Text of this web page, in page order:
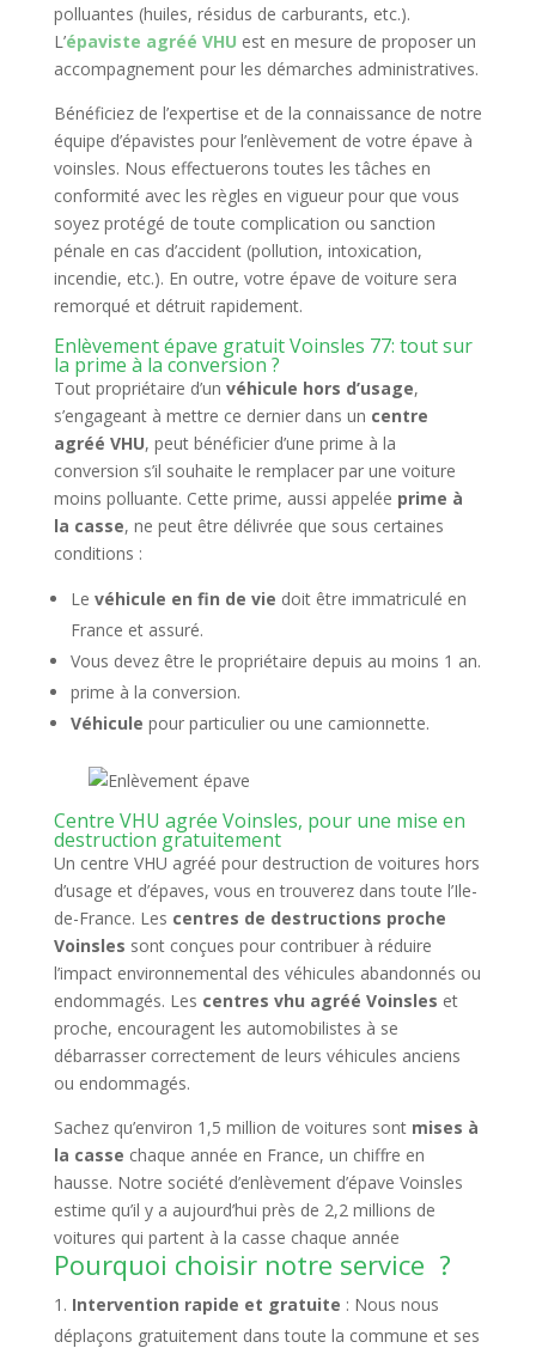
polluantes (huiles, résidus de carburants, etc.).
L’épaviste agréé VHU est en mesure de proposer un
accompagnement pour les démarches administratives.
Bénéficiez de l’expertise et de la connaissance de notre
équipe d’épavistes pour l’enlèvement de votre épave à
voinsles. Nous effectuerons toutes les tâches en
conformité avec les règles en vigueur pour que vous
soyez protégé de toute complication ou sanction
pénale en cas d’accident (pollution, intoxication,
incendie, etc.). En outre, votre épave de voiture sera
remorqué et détruit rapidement.
Enlèvement épave gratuit Voinsles 77: tout sur
la prime à la conversion ?
Tout propriétaire d’un véhicule hors d’usage,
s’engageant à mettre ce dernier dans un centre
agréé VHU, peut bénéficier d’une prime à la
conversion s’il souhaite le remplacer par une voiture
moins polluante. Cette prime, aussi appelée prime à
la casse, ne peut être délivrée que sous certaines
conditions :
Le véhicule en fin de vie doit être immatriculé en
France et assuré.
Vous devez être le propriétaire depuis au moins 1 an.
prime à la conversion.
Véhicule pour particulier ou une camionnette.
Centre VHU agrée Voinsles, pour une mise en
destruction gratuitement
Un centre VHU agréé pour destruction de voitures hors
d’usage et d’épaves, vous en trouverez dans toute l’Ile-
de-France. Les centres de destructions proche
Voinsles sont conçues pour contribuer à réduire
l’impact environnemental des véhicules abandonnés ou
endommagés. Les centres vhu agréé Voinsles et
proche, encouragent les automobilistes à se
débarrasser correctement de leurs véhicules anciens
ou endommagés.
Sachez qu’environ 1,5 million de voitures sont mises à
la casse chaque année en France, un chiffre en
hausse. Notre société d’enlèvement d’épave Voinsles
estime qu’il y a aujourd’hui près de 2,2 millions de
voitures qui partent à la casse chaque année
Pourquoi choisir notre service ?
Intervention rapide et gratuite : Nous nous
déplaçons gratuitement dans toute la commune et ses